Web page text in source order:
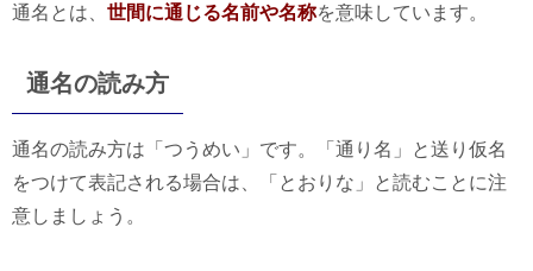
通名とは、 世間に通じる名前や名称を意味しています。
通名の読み方
通名の読み方は「つうめい」です。「通り名」と送り仮名
をつけて表記される場合は、「とおりな」と読むことに注
意しましょう。